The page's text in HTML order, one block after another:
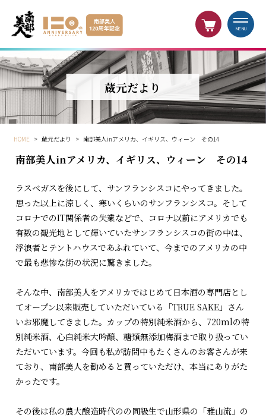
MENU
蔵元だより
HOME > 蔵元だより > 南部美人inアメリカ、イギリス、ウィーン その14
南部美人inアメリカ、イギリス、ウィーン その14
ラスベガスを後にして、サンフランシスコにやってきました。
思った以上に涼しく、寒いくらいのサンフランシスコ。そして
コロナでのIT関係者の失業などで、コロナ以前にアメリカでも
有数の観光地として輝いていたサンフランシスコの街の中は、
浮浪者とテントハウスであふれていて、今までのアメリカの中
で最も悲惨な街の状況に驚きました。
そんな中、南部美人をアメリカではじめて日本酒の専門店とし
てオープン以来販売していただいている「TRUE SAKE」さん
いお邪魔してきました。カップの特別純米酒から、720mlの特
別純米酒、心白純米大吟醸、糖類無添加梅酒まで取り扱ってい
ただいています。今回も私が訪問中もたくさんのお客さんが来
ており、南部美人を勧めると買っていただけ、本当にありがた
かったです。
その後は私の農大醸造時代のの同級生で山形県の「雅山流」の